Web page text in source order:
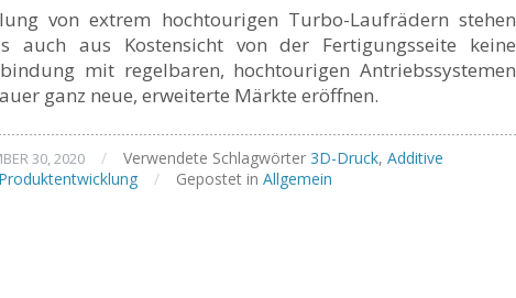
von extrem hochtourigen Turbo-Laufrädern stehen
auch aus Kostensicht von der Fertigungsseite keine
mit regelbaren, hochtourigen Antriebssystemen
ganz neue, erweiterte Märkte eröffnen.
30, 2020 / Verwendete Schlagwörter 3D-Druck, Additive
/ Gepostet in Allgemein